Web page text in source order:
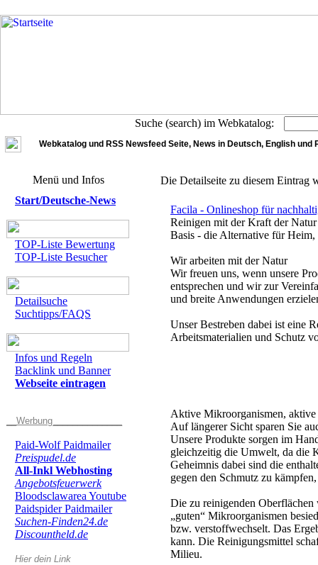
Suche (search) im Webkatalog:
Webkatalog und RSS Newsfeed Seite, News in Deutsch, English
Menü und Infos
Start/Deutsche-News
TOP-Liste Bewertung
TOP-Liste Besucher
Detailsuche
Suchtipps/FAQS
Infos und Regeln
Backlink und Banner
Webseite eintragen
__Werbung______________
Paid-Wolf Paidmailer
Preispudel.de
All-Inkl Webhosting
Angebotsfeuerwerk
Bloodsclawarea Youtube
Paidspider Paidmailer
Suchen-Finden24.de
Discountheld.de
Hier dein Link
Die Detailseite zu diesem Eintrag
Facila - Onlineshop für
Reinigen mit der Kraft der
Basis - die Alternative für Heim,
Wir arbeiten mit der Natur
Wir freuen uns, wenn unsere
entsprechen und wir zur
und breite Anwendungen
Unser Bestreben dabei ist eine
Arbeitsmaterialien und Schutz
Aktive Mikroorganismen,
Auf längerer Sicht sparen Sie
Unsere Produkte sorgen im
gleichzeitig die Umwelt, da die
Geheimnis dabei sind die
gegen den Schmutz zu
Die zu reinigenden Oberflächen
„guten“ Mikroorganismen
bzw. verstoffwechselt. Das
kann. Die Reinigungsmittel
Milieu.